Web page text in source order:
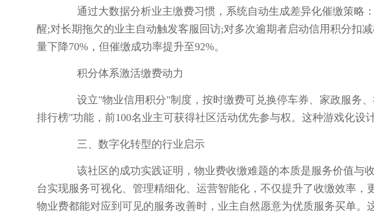
通过大数据分析业主缴费习惯，系统自动生成差异化催缴策略
醒;对长期拖欠的业主自动触发客服回访;对多次逾期者启动信用积分扣
量下降70%，但催缴成功率提升至92%。
积分体系激活缴费动力
设立"物业信用积分"制度，按时缴费可兑换停车券、家政服务、
排行榜"功能，前100名业主可获得社区活动优先参与权。这种游戏化设
三、数字化转型的行业启示
该社区的成功实践证明，物业费收缴难题的本质是服务价值与
台实现服务可视化、管理精细化、运营智能化，不仅提升了收缴效率，
物业费都能对应到可见的服务改善时，业主自然愿意为优质服务买单。